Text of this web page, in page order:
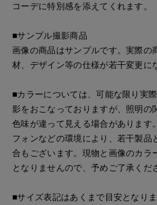
コーデに特別感を添えてくれます。
■サンプル撮影商品
画像の商品はサンプルです。実際の
材、デザイン等の仕様が若干変更に
■カラーについては、可能な限り実
影をおこなっておりますが、照明の
色味が違って見える場合があります
フォンなどの環境により、若干製品
合もございます。現物と画像のカラ
となりませんので、予めご了承くだ
■サイズ表記はあくまで目安となりま